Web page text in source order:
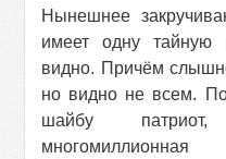
Нынешнее
имеет одну тайную
видно. Причём
но видно не всем.
шайбу патриот,